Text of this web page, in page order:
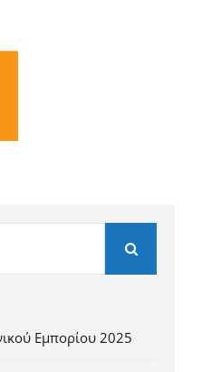
Εμπορίου 2025